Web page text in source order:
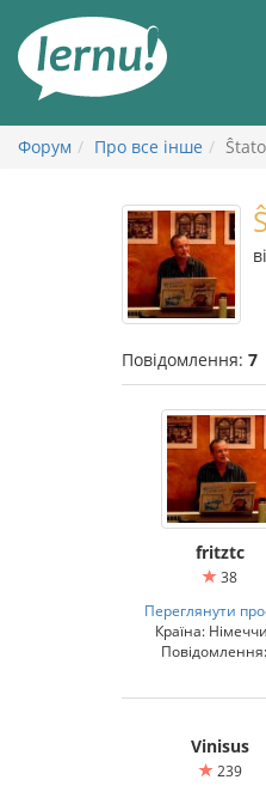
змісту
Форум Про все інше
Повідомлення: 7
fritztc
38
Переглянути
Країна:
Vinisus
239